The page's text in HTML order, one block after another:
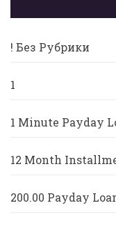
! Без Рубрики
1
1 Minute Payday
12 Month
200.00 Payday